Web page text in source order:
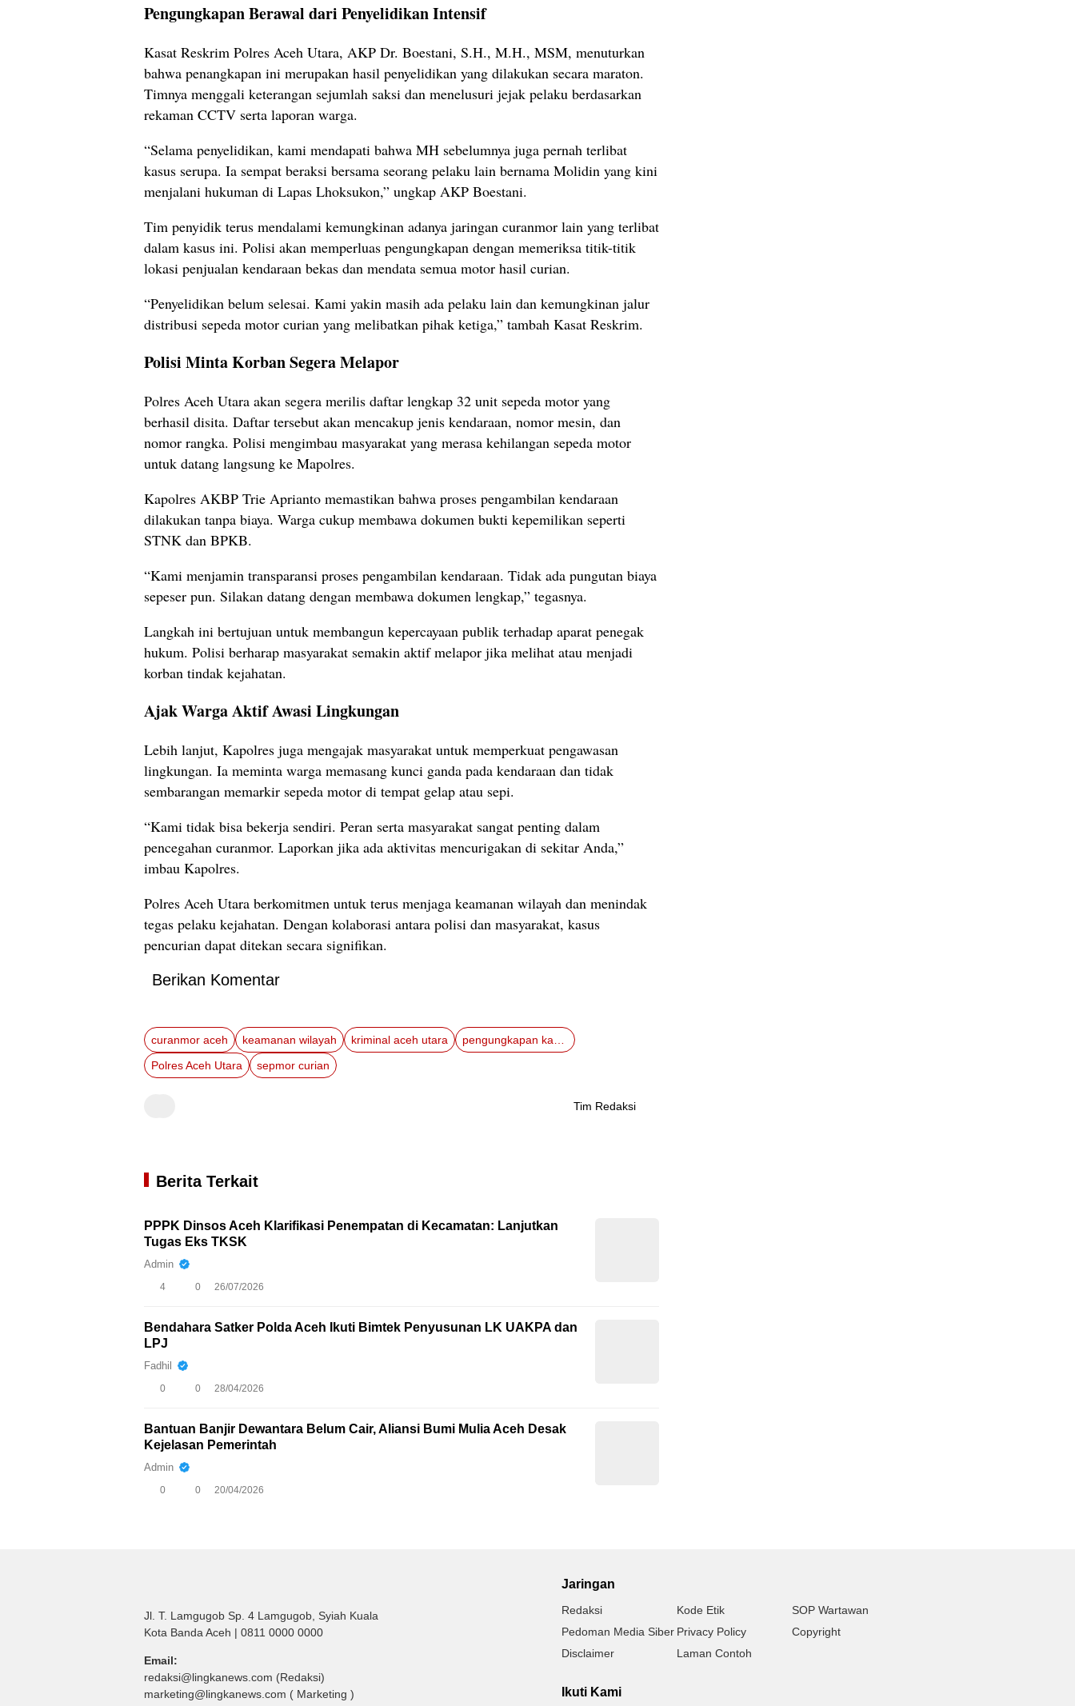
Pengungkapan Berawal dari Penyelidikan Intensif
Kasat Reskrim Polres Aceh Utara, AKP Dr. Boestani, S.H., M.H., MSM, menuturkan
bahwa penangkapan ini merupakan hasil penyelidikan yang dilakukan secara maraton.
Timnya menggali keterangan sejumlah saksi dan menelusuri jejak pelaku berdasarkan
rekaman CCTV serta laporan warga.
“Selama penyelidikan, kami mendapati bahwa MH sebelumnya juga pernah terlibat
kasus serupa. Ia sempat beraksi bersama seorang pelaku lain bernama Molidin yang kini
menjalani hukuman di Lapas Lhoksukon,” ungkap AKP Boestani.
Tim penyidik terus mendalami kemungkinan adanya jaringan curanmor lain yang terlibat
dalam kasus ini. Polisi akan memperluas pengungkapan dengan memeriksa titik-titik
lokasi penjualan kendaraan bekas dan mendata semua motor hasil curian.
“Penyelidikan belum selesai. Kami yakin masih ada pelaku lain dan kemungkinan jalur
distribusi sepeda motor curian yang melibatkan pihak ketiga,” tambah Kasat Reskrim.
Polisi Minta Korban Segera Melapor
Polres Aceh Utara akan segera merilis daftar lengkap 32 unit sepeda motor yang
berhasil disita. Daftar tersebut akan mencakup jenis kendaraan, nomor mesin, dan
nomor rangka. Polisi mengimbau masyarakat yang merasa kehilangan sepeda motor
untuk datang langsung ke Mapolres.
Kapolres AKBP Trie Aprianto memastikan bahwa proses pengambilan kendaraan
dilakukan tanpa biaya. Warga cukup membawa dokumen bukti kepemilikan seperti
STNK dan BPKB.
“Kami menjamin transparansi proses pengambilan kendaraan. Tidak ada pungutan biaya
sepeser pun. Silakan datang dengan membawa dokumen lengkap,” tegasnya.
Langkah ini bertujuan untuk membangun kepercayaan publik terhadap aparat penegak
hukum. Polisi berharap masyarakat semakin aktif melapor jika melihat atau menjadi
korban tindak kejahatan.
Ajak Warga Aktif Awasi Lingkungan
Lebih lanjut, Kapolres juga mengajak masyarakat untuk memperkuat pengawasan
lingkungan. Ia meminta warga memasang kunci ganda pada kendaraan dan tidak
sembarangan memarkir sepeda motor di tempat gelap atau sepi.
“Kami tidak bisa bekerja sendiri. Peran serta masyarakat sangat penting dalam
pencegahan curanmor. Laporkan jika ada aktivitas mencurigakan di sekitar Anda,”
imbau Kapolres.
Polres Aceh Utara berkomitmen untuk terus menjaga keamanan wilayah dan menindak
tegas pelaku kejahatan. Dengan kolaborasi antara polisi dan masyarakat, kasus
pencurian dapat ditekan secara signifikan.
Berikan Komentar
curanmor aceh keamanan wilayah kriminal aceh utara
Polres Aceh Utara
sepmor curian
Tim Redaksi
Berita Terkait
PPPK Dinsos Aceh Klarifikasi Penempatan di Kecamatan: Lanjutkan
Tugas Eks TKSK
Admin
4 0 26/07/2026
Bendahara Satker Polda Aceh Ikuti Bimtek Penyusunan LK UAKPA dan
LPJ
Fadhil
0 0 28/04/2026
Bantuan Banjir Dewantara Belum Cair, Aliansi Bumi Mulia Aceh Desak
Kejelasan Pemerintah
Admin
0 0 20/04/2026
Jl. T. Lamgugob Sp. 4 Lamgugob, Syiah Kuala
Kota Banda Aceh | 0811 0000 0000
Email:
redaksi@lingkanews.com (Redaksi)
marketing@lingkanews.com ( Marketing )
Jaringan
Redaksi Kode Etik
SOP Wartawan
Pedoman Media Siber Privacy Policy
Copyright
Disclaimer
Laman Contoh
Ikuti Kami